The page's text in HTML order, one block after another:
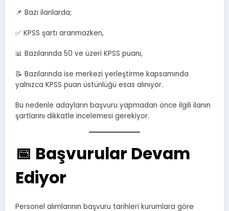
📌 Bazı ilanlarda;
✅ KPSS şartı aranmazken,
📊 Bazılarında 50 ve üzeri KPSS puanı,
📝 Bazılarında ise merkezi yerleştirme kapsamında
yalnızca KPSS puan üstünlüğü esas alınıyor.
Bu nedenle adayların başvuru yapmadan önce ilgili ilanın
şartlarını dikkatle incelemesi gerekiyor.
📅 Başvurular Devam
Ediyor
Personel alımlarının başvuru tarihleri kurumlara göre